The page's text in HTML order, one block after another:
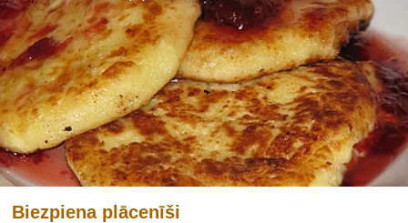
Biezpiena plācenīši